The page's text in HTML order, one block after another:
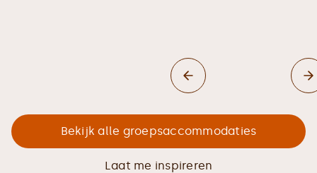
Bekijk alle groepsaccommodaties
Laat me inspireren